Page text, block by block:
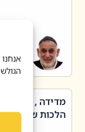
מדידה , קניה ,
הלכות שבת –